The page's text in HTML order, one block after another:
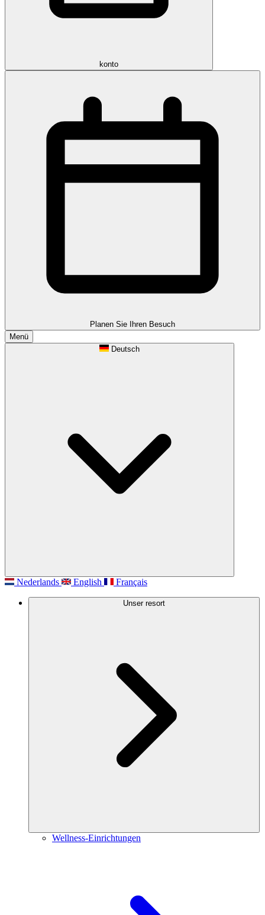
konto
Planen Sie Ihren Besuch
Menü
Deutsch
Nederlands English Français
Unser resort
Wellness-Einrichtungen